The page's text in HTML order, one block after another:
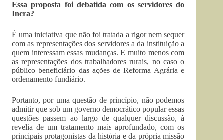
Essa proposta foi debatida com os servidores do
Incra?
É uma iniciativa que não foi tratada a rigor nem sequer
com as representações dos servidores a da instituição a
quem interessam essas mudanças. E muito menos com
as representações dos trabalhadores rurais, no caso o
público beneficiário das ações de Reforma Agrária e
ordenamento fundiário.
Portanto, por uma questão de princípio, não podemos
admitir que sob um governo democrático popular essas
questões passem ao largo de qualquer discussão, à
revelia de um tratamento mais aprofundado, com os
principais protagonistas da história e da própria missão